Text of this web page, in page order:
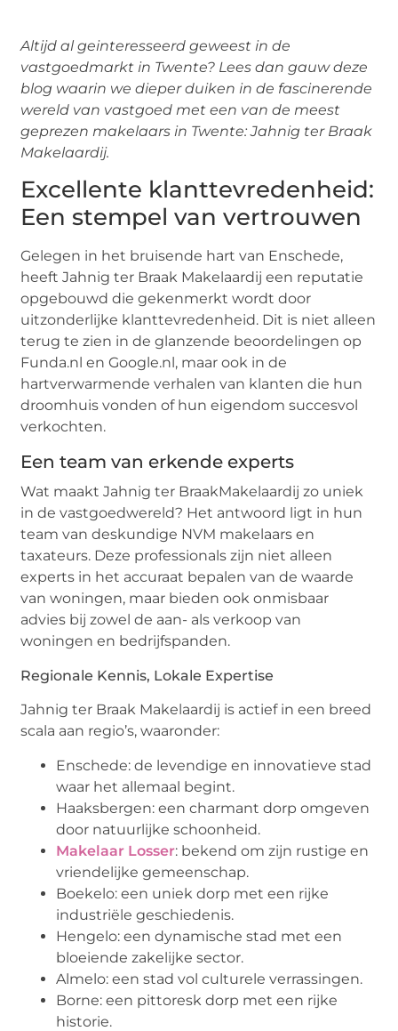
Altijd al geinteresseerd geweest in de
vastgoedmarkt in Twente? Lees dan gauw deze
blog waarin we dieper duiken in de fascinerende
wereld van vastgoed met een van de meest
geprezen makelaars in Twente: Jahnig ter Braak
Makelaardij.
Excellente klanttevredenheid:
Een stempel van vertrouwen
Gelegen in het bruisende hart van Enschede,
heeft Jahnig ter Braak Makelaardij een reputatie
opgebouwd die gekenmerkt wordt door
uitzonderlijke klanttevredenheid. Dit is niet alleen
terug te zien in de glanzende beoordelingen op
Funda.nl en Google.nl, maar ook in de
hartverwarmende verhalen van klanten die hun
droomhuis vonden of hun eigendom succesvol
verkochten.
Een team van erkende experts
Wat maakt Jahnig ter BraakMakelaardij zo uniek
in de vastgoedwereld? Het antwoord ligt in hun
team van deskundige NVM makelaars en
taxateurs. Deze professionals zijn niet alleen
experts in het accuraat bepalen van de waarde
van woningen, maar bieden ook onmisbaar
advies bij zowel de aan- als verkoop van
woningen en bedrijfspanden.
Regionale Kennis, Lokale Expertise
Jahnig ter Braak Makelaardij is actief in een breed
scala aan regio’s, waaronder:
Enschede: de levendige en innovatieve stad
waar het allemaal begint.
Haaksbergen: een charmant dorp omgeven
door natuurlijke schoonheid.
Makelaar Losser: bekend om zijn rustige en
vriendelijke gemeenschap.
Boekelo: een uniek dorp met een rijke
industriële geschiedenis.
Hengelo: een dynamische stad met een
bloeiende zakelijke sector.
Almelo: een stad vol culturele verrassingen.
Borne: een pittoresk dorp met een rijke
historie.